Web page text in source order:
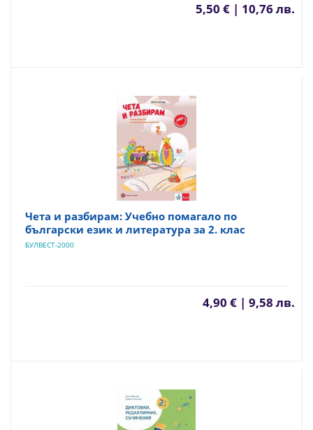
5,50 € | 10,76 лв.
Чета и разбирам: Учебно помагало по
български език и литература за 2. клас
БУЛВЕСТ-2000
4,90 € | 9,58 лв.